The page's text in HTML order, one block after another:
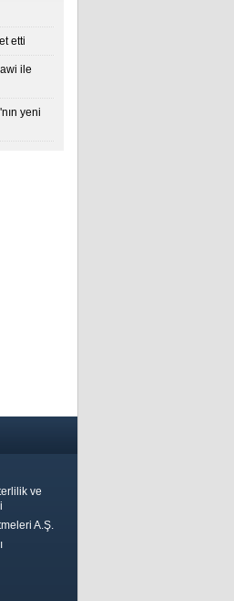
etti
ile
yeni
ve
A.Ş.